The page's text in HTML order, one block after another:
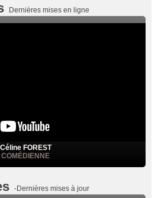
Dernières mises en ligne
Céline FOREST
COMÉDIENNE
-Dernières mises à jour